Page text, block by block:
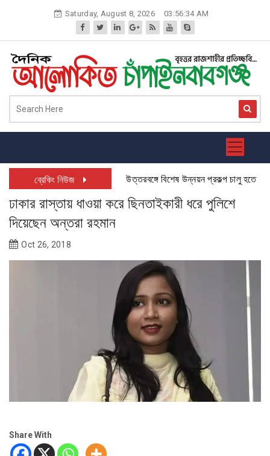
Saturday, August 8, 2026 03:56:34 AM
ব্রেকিং নিউজ উত্তরবঙ্গে বিশেষ উন্নয়ন প্রকল্প চালু হতে যাচ্ছে:
ঢাকার রাস্তায় ধাওয়া করে ছিনতাইকারী ধরে পুলিশে
দিয়েছেন অন্তরা রহমান
Oct 26, 2018
Share With